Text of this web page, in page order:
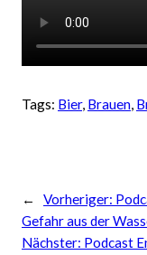
Tags: Bier, Brauen,
← Vorheriger:
Gefahr aus der
Nächster: Podcast